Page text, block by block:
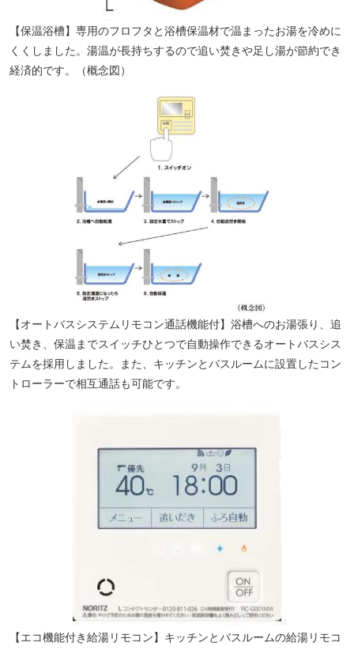
【保温浴槽】専用のフロフタと浴槽保温材で温まったお湯を冷めに
くくしました。湯温が長持ちするので追い焚きや足し湯が節約でき
経済的です。（概念図）
【オートバスシステムリモコン通話機能付】浴槽へのお湯張り、追
い焚き、保温までスイッチひとつで自動操作できるオートバスシス
テムを採用しました。また、キッチンとバスルームに設置したコン
トローラーで相互通話も可能です。
【エコ機能付き給湯リモコン】キッチンとバスルームの給湯リモコ